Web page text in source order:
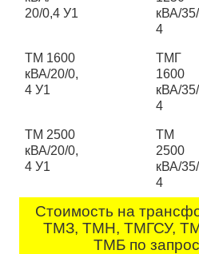
20/0,4 У1
кВА/
4
ТМ 1600
кВА/20/0,
4 У1
ТМГ
1600
кВА/
4
ТМ 2500
кВА/20/0,
4 У1
ТМ
2500
кВА/
4
Стоимость на
ТМЗ, ТМН, ТМГСУ,
ТМБ по